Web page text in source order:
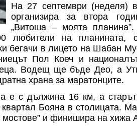
На 27 септември
организира за втора
„Витоша – моята
любители на планината,
бегачи в лицето на Шабан
Пол Коеч и
Водещ ще бъде Део, а
храна за маратонците.
е с дължина 16 км, а
Бояна в столицата.
мостове” и финишира на